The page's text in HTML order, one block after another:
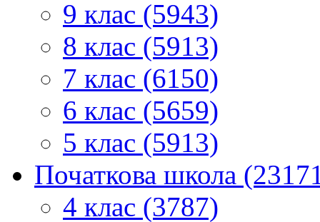
9 клас (5943)
8 клас (5913)
7 клас (6150)
6 клас (5659)
5 клас (5913)
Початкова школа
4 клас (3787)